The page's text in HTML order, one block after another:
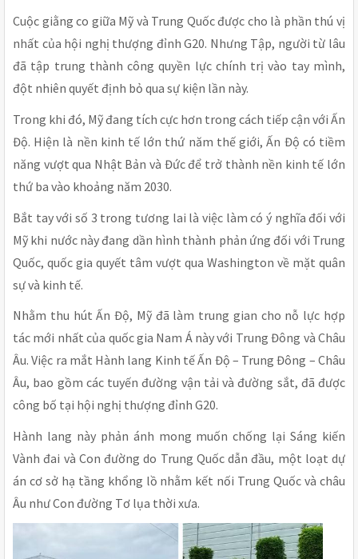
Cuộc giằng co giữa Mỹ và Trung Quốc được cho là phần thú vị
nhất của hội nghị thượng đỉnh G20. Nhưng Tập, người từ lâu
đã tập trung thành công quyền lực chính trị vào tay mình,
đột nhiên quyết định bỏ qua sự kiện lần này.
Trong khi đó, Mỹ đang tích cực hơn trong cách tiếp cận với Ấn
Độ. Hiện là nền kinh tế lớn thứ năm thế giới, Ấn Độ có tiềm
năng vượt qua Nhật Bản và Đức để trở thành nền kinh tế lớn
thứ ba vào khoảng năm 2030.
Bắt tay với số 3 trong tương lai là việc làm có ý nghĩa đối với
Mỹ khi nước này đang dần hình thành phản ứng đối với Trung
Quốc, quốc gia quyết tâm vượt qua Washington về mặt quân
sự và kinh tế.
Nhằm thu hút Ấn Độ, Mỹ đã làm trung gian cho nỗ lực hợp
tác mới nhất của quốc gia Nam Á này với Trung Đông và Châu
Âu. Việc ra mắt Hành lang Kinh tế Ấn Độ – Trung Đông – Châu
Âu, bao gồm các tuyến đường vận tải và đường sắt, đã được
công bố tại hội nghị thượng đỉnh G20.
Hành lang này phản ánh mong muốn chống lại Sáng kiến
Vành đai và Con đường do Trung Quốc dẫn đầu, một loạt dự
án cơ sở hạ tầng khổng lồ nhằm kết nối Trung Quốc và châu
Âu như Con đường Tơ lụa thời xưa.